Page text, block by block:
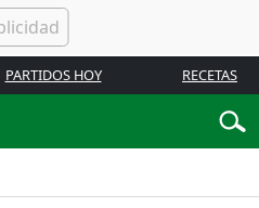
PARTIDOS HOY RECETAS